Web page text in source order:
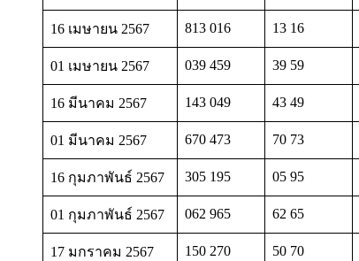
16 เมษายน 2567 813 016 13 16
01 เมษายน 2567 039 459 39 59
16 มีนาคม 2567 143 049 43 49
01 มีนาคม 2567 670 473 70 73
16 กุมภาพันธ์ 2567 305 195 05 95
01 กุมภาพันธ์ 2567 062 965 62 65
17 มกราคม 2567 150 270 50 70